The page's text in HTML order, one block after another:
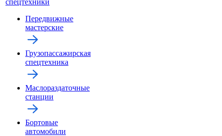
спецтехники
Передвижные
мастерские
Грузопассажирская
спецтехника
Маслораздаточные
станции
Бортовые
автомобили